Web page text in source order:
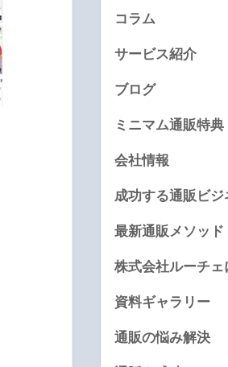
コラム
サービス紹介
ブログ
ミニマム通販特典
会社情報
成功する通販ビジ
最新通販メソッド
株式会社ルーチェ
資料ギャラリー
通販の悩み解決